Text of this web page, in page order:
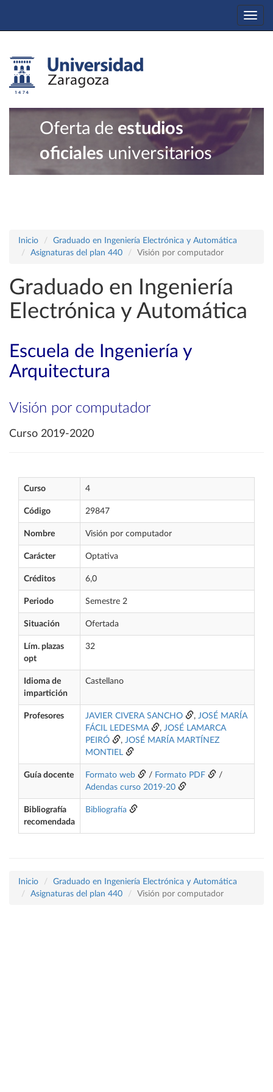
Oferta de estudios
oficiales universitarios
Inicio
Graduado en Ingeniería Electrónica y Automática
Asignaturas del plan 440
Visión por computador
Graduado en Ingeniería
Electrónica y Automática
Escuela de Ingeniería y
Arquitectura
Visión por computador
Curso 2019-2020
Curso 4
Código 29847
Nombre Visión por computador
Carácter Optativa
Créditos 6,0
Periodo Semestre 2
Situación Ofertada
Lím. plazas
opt
32
Idioma de
impartición
Castellano
Profesores JAVIER CIVERA SANCHO , JOSÉ MARÍA
FÁCIL LEDESMA
, JOSÉ LAMARCA
PEIRÓ
, JOSÉ MARÍA MARTÍNEZ
MONTIEL
Guía docente Formato web / Formato PDF
/
Adendas curso 2019-20
Bibliografía
recomendada
Bibliografía
Inicio
Graduado en Ingeniería Electrónica y Automática
Asignaturas del plan 440
Visión por computador